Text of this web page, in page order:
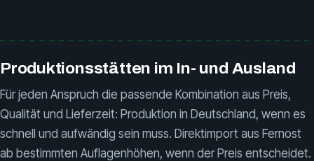
Produktionsstätten im In- und Ausland
Für jeden Anspruch die passende Kombination aus Preis,
Qualität und Lieferzeit: Produktion in Deutschland, wenn es
schnell und aufwändig sein muss. Direktimport aus Fernost
ab bestimmten Auflagenhöhen, wenn der Preis entscheidet.